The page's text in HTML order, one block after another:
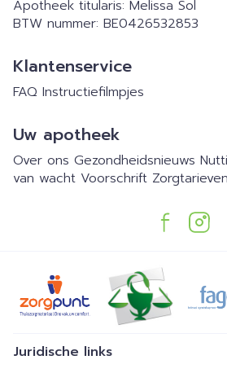
Apotheek titularis: Melissa Sol
BTW nummer: BE0426532853
Klantenservice
FAQ Instructiefilmpjes
Uw apotheek
Over ons Gezondheidsnieuws
van wacht Voorschrift Zorgtarieven
Juridische links